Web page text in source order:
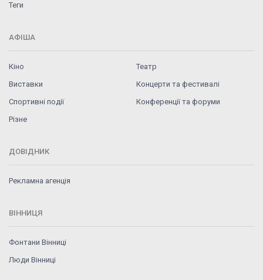
Теги
АФІША
Кіно
Театр
Виставки
Концерти та фестивалі
Спортивні події
Конференції та форуми
Різне
ДОВІДНИК
Рекламна агенція
ВІННИЦЯ
Фонтани Вінниці
Люди Вінниці